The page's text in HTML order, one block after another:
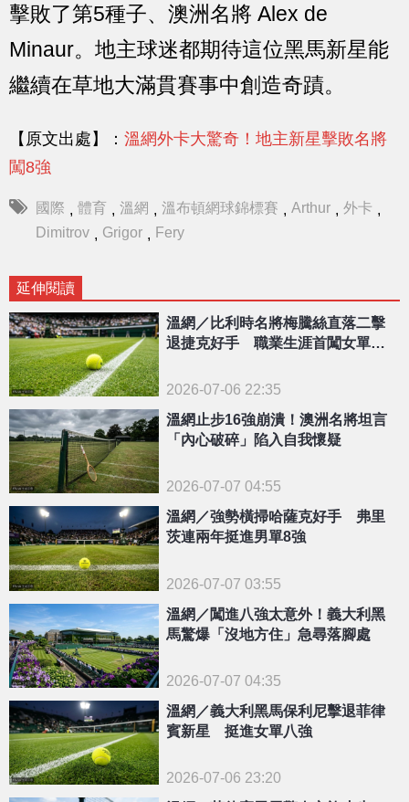
擊敗了第5種子、澳洲名將 Alex de
Minaur。地主球迷都期待這位黑馬新星能
繼續在草地大滿貫賽事中創造奇蹟。
【原文出處】： 溫網外卡大驚奇！地主新星擊敗名將
闖8強
國際 , 體育 , 溫網 , 溫布頓網球錦標賽 , Arthur , 外卡 ,
Dimitrov , Grigor , Fery
延伸閱讀
溫網／比利時名將梅騰絲直落二擊
退捷克好手 職業生涯首闖女單八
2026-07-06 22:35
溫網止步16強崩潰！澳洲名將坦言
「內心破碎」陷入自我懷疑
2026-07-07 04:55
溫網／強勢橫掃哈薩克好手 弗里
茨連兩年挺進男單8強
2026-07-07 03:55
溫網／闖進八強太意外！義大利黑
馬驚爆「沒地方住」急尋落腳處
2026-07-07 04:35
溫網／義大利黑馬保利尼擊退菲律
賓新星 挺進女單八強
2026-07-06 23:20